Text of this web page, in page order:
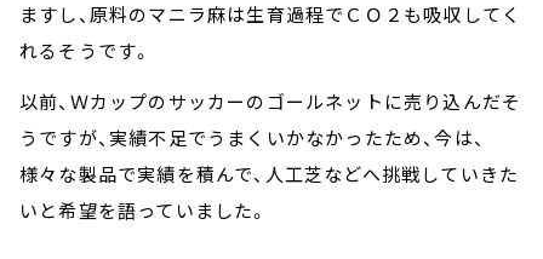
ますし、原料のマニラ麻は生育過程でＣＯ２も吸収してく
れるそうです。
以前、Ｗカップのサッカーのゴールネットに売り込んだそ
うですが、実績不足でうまくいかなかったため、今は、
様々な製品で実績を積んで、人工芝などへ挑戦していきた
いと希望を語っていました。